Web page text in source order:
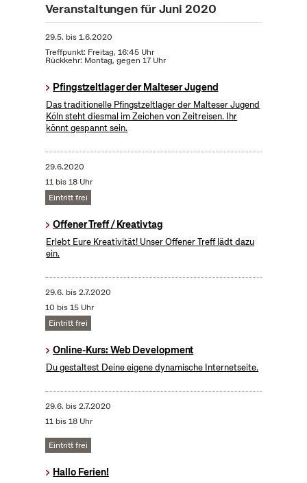
Veranstaltungen für Juni 2020
29.5. bis1.6.2020
Treffpunkt: Freitag, 16:45 Uhr
Rückkehr: Montag, gegen 17 Uhr
Pfingstzeltlager der Malteser Jugend
Das traditionelle Pfingstzeltlager der Malteser Jugend
Köln steht diesmal im Zeichen von Zeitreisen. Ihr
könnt gespannt sein.
29.6.2020
11 bis 18 Uhr
Eintritt frei
Offener Treff / Kreativtag
Erlebt Eure Kreativität! Unser Offener Treff lädt dazu
ein.
29.6. bis2.7.2020
10 bis 15 Uhr
Eintritt frei
Online-Kurs: Web Development
Du gestaltest Deine eigene dynamische Internetseite.
29.6. bis2.7.2020
11 bis 18 Uhr
Eintritt frei
Hallo Ferien!